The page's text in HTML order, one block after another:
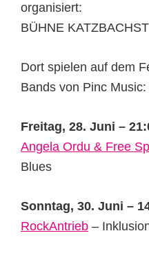
organisiert:
BÜHNE
Dort spielen auf dem
Bands von Pinc Music:
Freitag, 28. Juni –
Angela Ordu & Free
Blues
Sonntag, 30. Juni –
RockAntrieb –